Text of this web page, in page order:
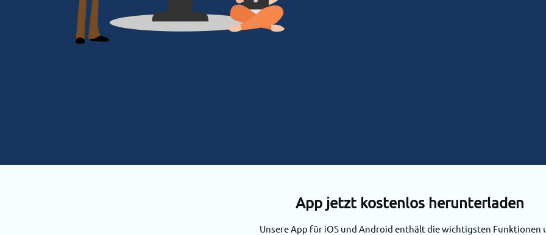
App jetzt kostenlos herunterladen
Unsere App für iOS und Android enthält die wichtigsten Funktionen